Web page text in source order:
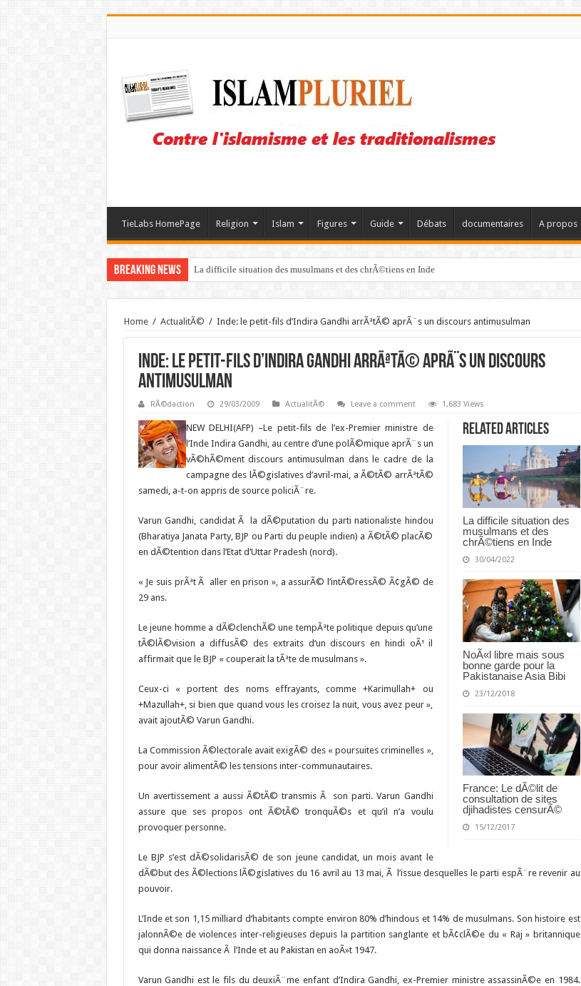
TieLabs HomePage Religion Islam Figures Guide Débats documentaires A propos
Breaking News La difficile situation des musulmans et des chrÃ©tiens en Inde
Home / ActualitÃ© / Inde: le petit-fils d’Indira Gandhi arrÃªtÃ© aprÃ¨s un discours antimusulman
Inde: le petit-fils d’Indira Gandhi arrÃªtÃ© aprÃ¨s un discours
antimusulman
RÃ©daction 29/03/2009 ActualitÃ© Leave a comment 1,683 Views
Related Articles
La difficile situation des
musulmans et des
chrÃ©tiens en Inde
30/04/2022
NoÃ«l libre mais sous
bonne garde pour la
Pakistanaise Asia Bibi
23/12/2018
France: Le dÃ©lit de
consultation de sites
djihadistes censurÃ©
15/12/2017
NEW DELHI(AFP) –Le petit-fils de l’ex-Premier ministre de
l’Inde Indira Gandhi, au centre d’une polÃ©mique aprÃ¨s un
vÃ©hÃ©ment discours antimusulman dans le cadre de la
campagne des lÃ©gislatives d’avril-mai, a Ã©tÃ© arrÃªtÃ©
samedi, a-t-on appris de source policiÃ¨re.
Varun Gandhi, candidat Ã la dÃ©putation du parti nationaliste hindou
(Bharatiya Janata Party, BJP ou Parti du peuple indien) a Ã©tÃ© placÃ©
en dÃ©tention dans l’Etat d’Uttar Pradesh (nord).
« Je suis prÃªt Ã aller en prison », a assurÃ© l’intÃ©ressÃ© Ã¢gÃ© de
29 ans.
Le jeune homme a dÃ©clenchÃ© une tempÃªte politique depuis qu’une
tÃ©lÃ©vision a diffusÃ© des extraits d’un discours en hindi oÃ¹ il
affirmait que le BJP « couperait la tÃªte de musulmans ».
Ceux-ci « portent des noms effrayants, comme +Karimullah+ ou
+Mazullah+, si bien que quand vous les croisez la nuit, vous avez peur »,
avait ajoutÃ© Varun Gandhi.
La Commission Ã©lectorale avait exigÃ© des « poursuites criminelles »,
pour avoir alimentÃ© les tensions inter-communautaires.
Un avertissement a aussi Ã©tÃ© transmis Ã son parti. Varun Gandhi
assure que ses propos ont Ã©tÃ© tronquÃ©s et qu’il n’a voulu
provoquer personne.
Le BJP s’est dÃ©solidarisÃ© de son jeune candidat, un mois avant le
dÃ©but des Ã©lections lÃ©gislatives du 16 avril au 13 mai, Ã l’issue desquelles le parti espÃ¨re revenir au
pouvoir.
L’Inde et son 1,15 milliard d’habitants compte environ 80% d’hindous et 14% de musulmans. Son histoire est
jalonnÃ©e de violences inter-religieuses depuis la partition sanglante et bÃ¢clÃ©e du « Raj » britannique
qui donna naissance Ã l’Inde et au Pakistan en aoÃ»t 1947.
Varun Gandhi est le fils du deuxiÃ¨me enfant d’Indira Gandhi, ex-Premier ministre assassinÃ©e en 1984.